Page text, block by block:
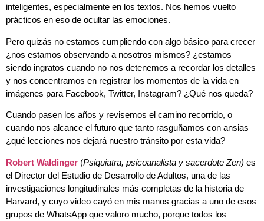
inteligentes, especialmente en los textos. Nos hemos vuelto
prácticos en eso de ocultar las emociones.
Pero quizás no estamos cumpliendo con algo básico para crecer
¿nos estamos observando a nosotros mismos? ¿estamos
siendo ingratos cuando no nos detenemos a recordar los detalles
y nos concentramos en registrar los momentos de la vida en
imágenes para Facebook, Twitter, Instagram? ¿Qué nos queda?
Cuando pasen los años y revisemos el camino recorrido, o
cuando nos alcance el futuro que tanto rasguñamos con ansias
¿qué lecciones nos dejará nuestro tránsito por esta vida?
Robert Waldinger (Psiquiatra, psicoanalista y sacerdote Zen) es
el Director del Estudio de Desarrollo de Adultos, una de las
investigaciones longitudinales más completas de la historia de
Harvard, y cuyo video cayó en mis manos gracias a uno de esos
grupos de WhatsApp que valoro mucho, porque todos los